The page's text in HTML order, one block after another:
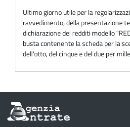
Ultimo giorno utile per la
ravvedimento, della presentazione
dichiarazione dei redditi modello
busta contenente la scheda per la
dell'otto, del cinque e del due per
Informazioni
sul